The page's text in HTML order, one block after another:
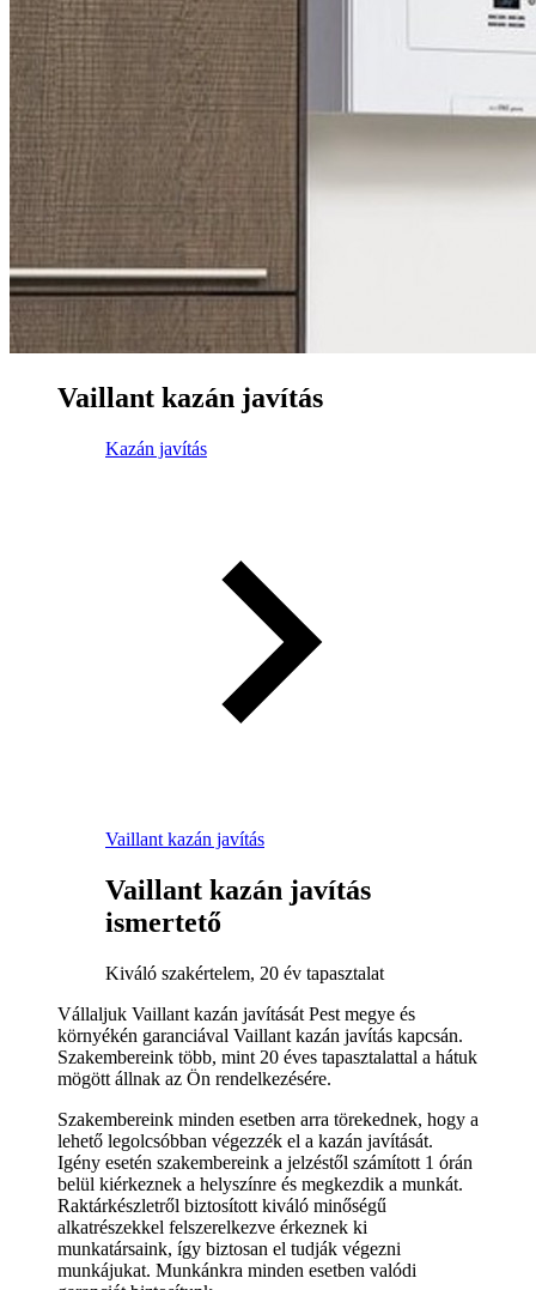
Vaillant kazán javítás
Kazán javítás
Vaillant kazán javítás
Vaillant kazán javítás
ismertető
Kiváló szakértelem, 20 év tapasztalat
Vállaljuk Vaillant kazán javítását Pest megye és
környékén garanciával Vaillant kazán javítás kapcsán.
Szakembereink több, mint 20 éves tapasztalattal a hátuk
mögött állnak az Ön rendelkezésére.
Szakembereink minden esetben arra törekednek, hogy a
lehető legolcsóbban végezzék el a kazán javítását.
Igény esetén szakembereink a jelzéstől számított 1 órán
belül kiérkeznek a helyszínre és megkezdik a munkát.
Raktárkészletről biztosított kiváló minőségű
alkatrészekkel felszerelkezve érkeznek ki
munkatársaink, így biztosan el tudják végezni
munkájukat. Munkánkra minden esetben valódi